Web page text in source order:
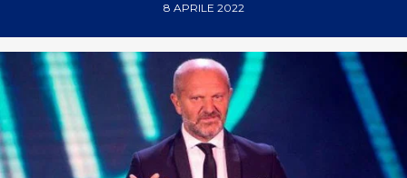
8 APRILE 2022